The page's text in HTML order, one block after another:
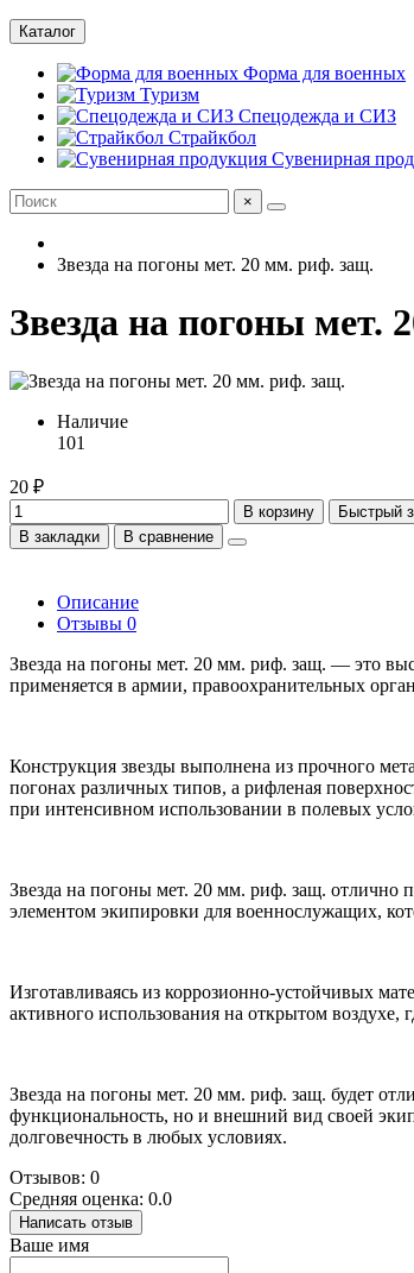
Каталог
Форма для военных
Туризм
Спецодежда и СИЗ
Страйкбол
Сувенирная
×
Звезда на погоны мет. 20 мм. риф. защ.
Звезда на погоны мет.
Наличие
101
20 ₽
В корзину
Быстрый
В закладки
В сравнение
Описание
Отзывы 0
Звезда на погоны мет. 20 мм. риф. защ. — это
применяется в армии, правоохранительных
Конструкция звезды выполнена из прочного
погонах различных типов, а рифленая
при интенсивном использовании в полевых
Звезда на погоны мет. 20 мм. риф. защ. отлично
элементом экипировки для военнослужащих,
Изготавливаясь из коррозионно-устойчивых
активного использования на открытом воздухе,
Звезда на погоны мет. 20 мм. риф. защ. будет
функциональность, но и внешний вид своей
долговечность в любых условиях.
Отзывов: 0
Средняя оценка: 0.0
Написать отзыв
Ваше имя